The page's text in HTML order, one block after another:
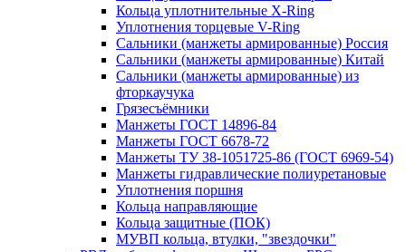
Кольца уплотнительные Х-Ring
Уплотнения торцевые V-Ring
Сальники (манжеты армированные) Россия
Сальники (манжеты армированные) Китай
Сальники (манжеты армированные) из
фторкаучука
Грязесъёмники
Манжеты ГОСТ 14896-84
Манжеты ГОСТ 6678-72
Манжеты ТУ 38-1051725-86 (ГОСТ 6969-54)
Манжеты гидравлические полиуретановые
Уплотнения поршня
Кольца направляющие
Кольца защитные (ПОК)
МУВП кольца, втулки, "звездочки"